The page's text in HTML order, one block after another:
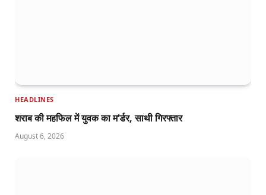
HEADLINES
शराब की महफिल में युवक का म’र्डर, साथी गिरफ्तार
August 6, 2026